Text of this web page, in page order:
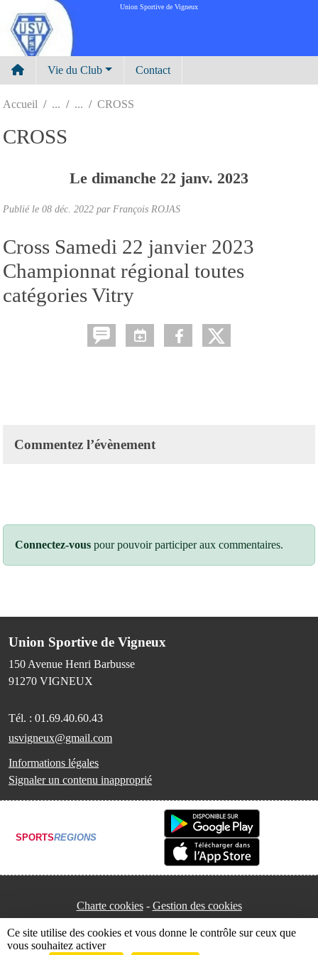
Union Sportive de Vigneux
Vie du Club Contact
Accueil CROSS
CROSS
Le dimanche 22 janv. 2023
Publié le 08 déc. 2022 par François ROJAS
Cross Samedi 22 janvier 2023
Championnat régional toutes
catégories Vitry
Commentez l’évènement
Connectez-vous pour pouvoir participer aux commentaires.
Union Sportive de Vigneux
150 Avenue Henri Barbusse
91270 VIGNEUX
Tél. : 01.69.40.60.43
usvigneux@gmail.com
Informations légales
Signaler un contenu inapproprié
SPORTSREGIONS
Charte cookies Gestion des cookies
Panneau de gestion des cookies
Ce site utilise des cookies et vous donne le contrôle sur ceux que
vous souhaitez activer